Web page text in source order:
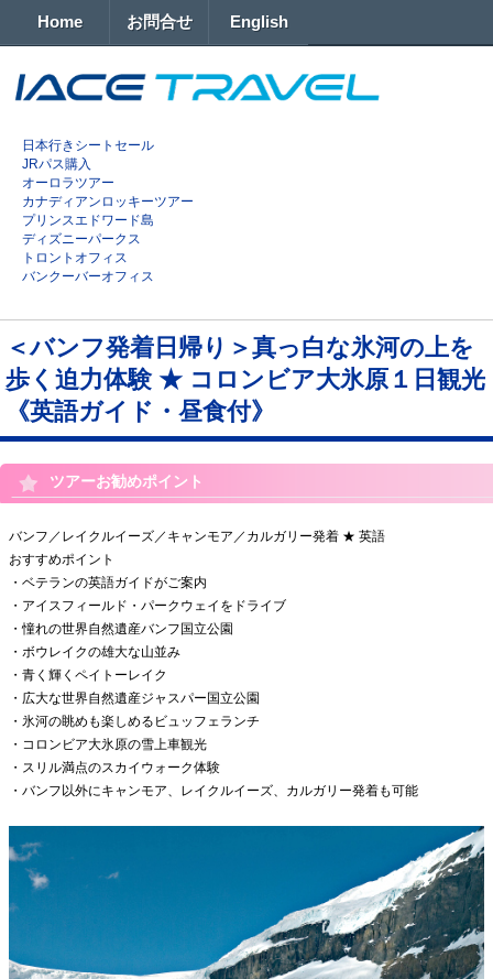
Home お問合せ English
日本行きシートセール
JRパス購入
オーロラツアー
カナディアンロッキーツアー
プリンスエドワード島
ディズニーパークス
トロントオフィス
バンクーバーオフィス
＜バンフ発着日帰り＞真っ白な氷河の上を
歩く迫力体験 ★ コロンビア大氷原１日観光
《英語ガイド・昼食付》
ツアーお勧めポイント
バンフ／レイクルイーズ／キャンモア／カルガリー発着 ★ 英語
おすすめポイント
・ベテランの英語ガイドがご案内
・アイスフィールド・パークウェイをドライブ
・憧れの世界自然遺産バンフ国立公園
・ボウレイクの雄大な山並み
・青く輝くペイトーレイク
・広大な世界自然遺産ジャスパー国立公園
・氷河の眺めも楽しめるビュッフェランチ
・コロンビア大氷原の雪上車観光
・スリル満点のスカイウォーク体験
・バンフ以外にキャンモア、レイクルイーズ、カルガリー発着も可能